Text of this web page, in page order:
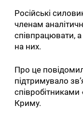
Російські
членам
співпрацювати,
на них.
Про це
підтримувало
співробітниками
Криму.